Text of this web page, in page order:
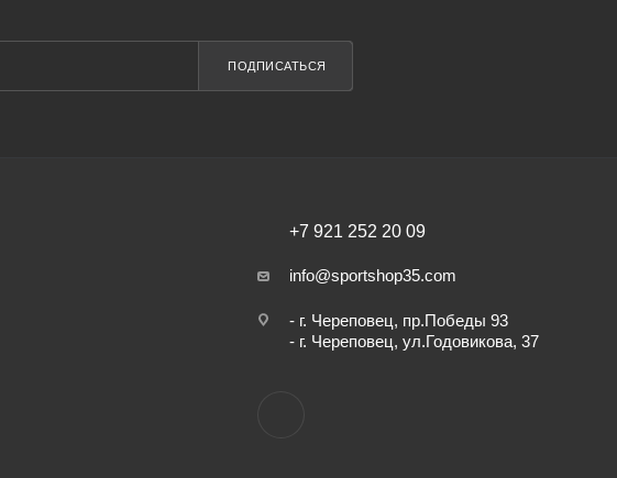
ПОДПИСАТЬСЯ
+7 921 252 20 09
info@sportshop35.com
- г. Череповец, пр.Победы 93
- г. Череповец, ул.Годовикова, 37